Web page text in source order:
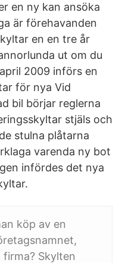
en ny kan ansöka
är förehavanden
en en tre år
ut om du
2009 införs en
för nya Vid
bil börjar reglerna
stjäls och
stulna plåtarna
varenda ny bot
infördes det nya
köp av en
Skylten